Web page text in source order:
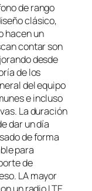
de rango
clásico,
hacen un
contar son
desde
de los
del equipo
e incluso
La duración
dar un día
de forma
para
de
LA mayor